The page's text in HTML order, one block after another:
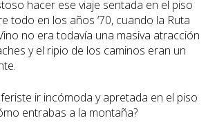
hacer ese viaje sentada en el piso
todo en los años ‘70, cuando la Ruta
no era todavía una masiva atracción
y el ripio de los caminos eran un
ir incómoda y apretada en el piso
entrabas a la montaña?